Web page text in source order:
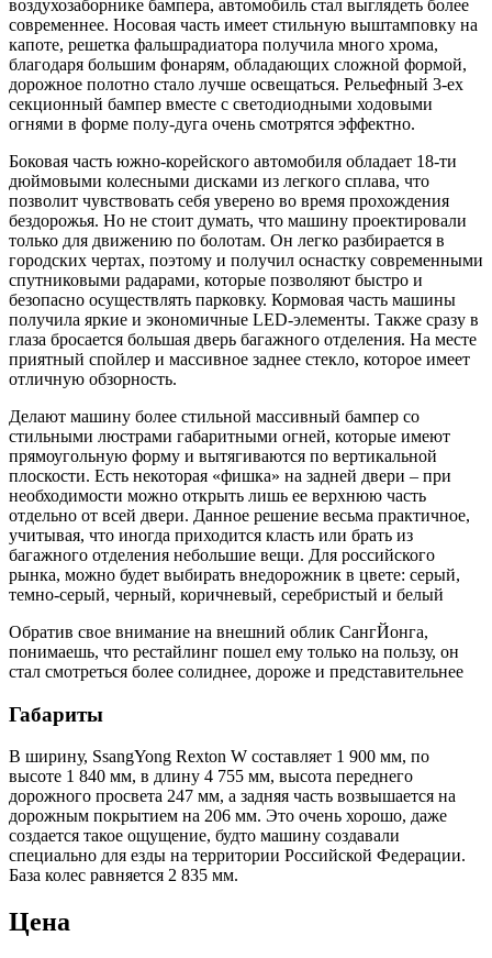
воздухозаборнике бампера, автомобиль стал выглядеть более
современнее. Носовая часть имеет стильную выштамповку на
капоте, решетка фальшрадиатора получила много хрома,
благодаря большим фонарям, обладающих сложной формой,
дорожное полотно стало лучше освещаться. Рельефный 3-ех
секционный бампер вместе с светодиодными ходовыми
огнями в форме полу-дуга очень смотрятся эффектно.
Боковая часть южно-корейского автомобиля обладает 18-ти
дюймовыми колесными дисками из легкого сплава, что
позволит чувствовать себя уверено во время прохождения
бездорожья. Но не стоит думать, что машину проектировали
только для движению по болотам. Он легко разбирается в
городских чертах, поэтому и получил оснастку современными
спутниковыми радарами, которые позволяют быстро и
безопасно осуществлять парковку. Кормовая часть машины
получила яркие и экономичные LED-элементы. Также сразу в
глаза бросается большая дверь багажного отделения. На месте
приятный спойлер и массивное заднее стекло, которое имеет
отличную обзорность.
Делают машину более стильной массивный бампер со
стильными люстрами габаритными огней, которые имеют
прямоугольную форму и вытягиваются по вертикальной
плоскости. Есть некоторая «фишка» на задней двери – при
необходимости можно открыть лишь ее верхнюю часть
отдельно от всей двери. Данное решение весьма практичное,
учитывая, что иногда приходится класть или брать из
багажного отделения небольшие вещи. Для российского
рынка, можно будет выбирать внедорожник в цвете: серый,
темно-серый, черный, коричневый, серебристый и белый
Обратив свое внимание на внешний облик СангЙонга,
понимаешь, что рестайлинг пошел ему только на пользу, он
стал смотреться более солиднее, дороже и представительнее
Габариты
В ширину, SsangYong Rexton W составляет 1 900 мм, по
высоте 1 840 мм, в длину 4 755 мм, высота переднего
дорожного просвета 247 мм, а задняя часть возвышается на
дорожным покрытием на 206 мм. Это очень хорошо, даже
создается такое ощущение, будто машину создавали
специально для езды на территории Российской Федерации.
База колес равняется 2 835 мм.
Цена